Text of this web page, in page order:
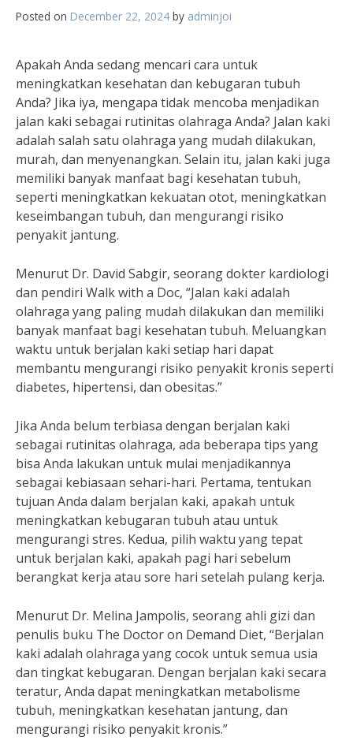
Posted on December 22, 2024 by adminjoi
Apakah Anda sedang mencari cara untuk
meningkatkan kesehatan dan kebugaran tubuh
Anda? Jika iya, mengapa tidak mencoba menjadikan
jalan kaki sebagai rutinitas olahraga Anda? Jalan kaki
adalah salah satu olahraga yang mudah dilakukan,
murah, dan menyenangkan. Selain itu, jalan kaki juga
memiliki banyak manfaat bagi kesehatan tubuh,
seperti meningkatkan kekuatan otot, meningkatkan
keseimbangan tubuh, dan mengurangi risiko
penyakit jantung.
Menurut Dr. David Sabgir, seorang dokter kardiologi
dan pendiri Walk with a Doc, “Jalan kaki adalah
olahraga yang paling mudah dilakukan dan memiliki
banyak manfaat bagi kesehatan tubuh. Meluangkan
waktu untuk berjalan kaki setiap hari dapat
membantu mengurangi risiko penyakit kronis seperti
diabetes, hipertensi, dan obesitas.”
Jika Anda belum terbiasa dengan berjalan kaki
sebagai rutinitas olahraga, ada beberapa tips yang
bisa Anda lakukan untuk mulai menjadikannya
sebagai kebiasaan sehari-hari. Pertama, tentukan
tujuan Anda dalam berjalan kaki, apakah untuk
meningkatkan kebugaran tubuh atau untuk
mengurangi stres. Kedua, pilih waktu yang tepat
untuk berjalan kaki, apakah pagi hari sebelum
berangkat kerja atau sore hari setelah pulang kerja.
Menurut Dr. Melina Jampolis, seorang ahli gizi dan
penulis buku The Doctor on Demand Diet, “Berjalan
kaki adalah olahraga yang cocok untuk semua usia
dan tingkat kebugaran. Dengan berjalan kaki secara
teratur, Anda dapat meningkatkan metabolisme
tubuh, meningkatkan kesehatan jantung, dan
mengurangi risiko penyakit kronis.”